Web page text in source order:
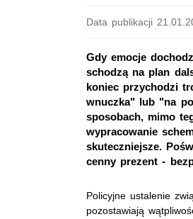
Data publikacji
Gdy emocje
schodzą na plan
koniec przychodzi
wnuczka" lub "na
sposobach, mimo
wypracowanie
skuteczniejsze.
cenny prezent -
Policyjne ustalenie
pozostawiają